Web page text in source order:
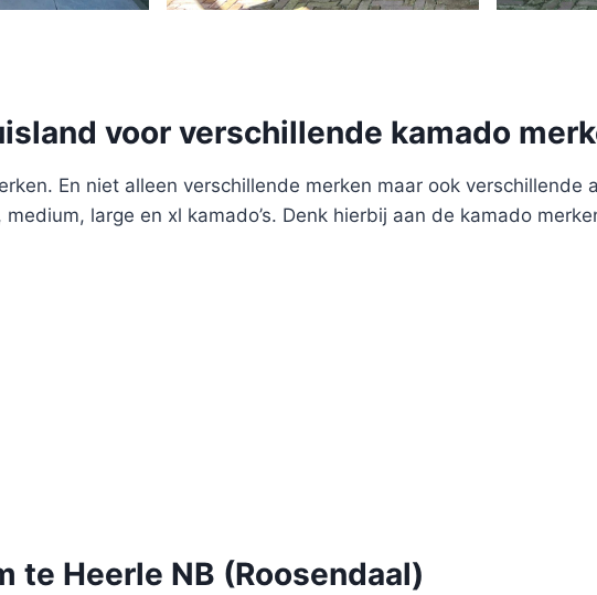
voor verschillende kamado
En niet alleen verschillende merken maar ook verschillende
large en xl kamado’s. Denk hierbij aan de kamado
te Heerle NB (Roosendaal)